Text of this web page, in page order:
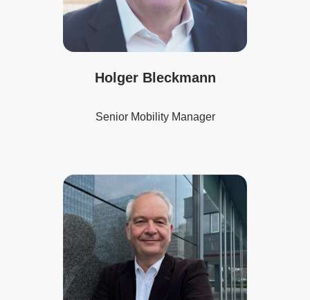
Holger Bleckmann
Senior Mobility Manager